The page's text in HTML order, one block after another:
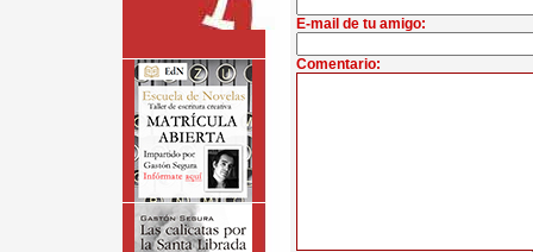
E-mail de tu amigo:
Comentario: